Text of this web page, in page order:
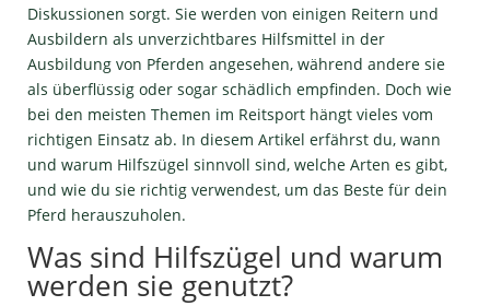
Diskussionen sorgt. Sie werden von einigen Reitern und
Ausbildern als unverzichtbares Hilfsmittel in der
Ausbildung von Pferden angesehen, während andere sie
als überflüssig oder sogar schädlich empfinden. Doch wie
bei den meisten Themen im Reitsport hängt vieles vom
richtigen Einsatz ab. In diesem Artikel erfährst du, wann
und warum Hilfszügel sinnvoll sind, welche Arten es gibt,
und wie du sie richtig verwendest, um das Beste für dein
Pferd herauszuholen.
Was sind Hilfszügel und warum
werden sie genutzt?